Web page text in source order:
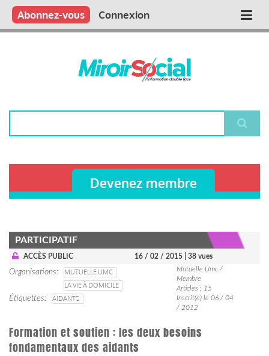
Aller
contenu
Main
Qui sommes nous ?
Vous publiez
Nous publions
Contactez-nous
Abonnez-vous Connexion
Devenez membre
PARTICIPATIF
ACCÈS PUBLIC 16 / 02 / 2015 | 38 vues
Organisations
MUTUELLE UMC
LA VIE À DOMICILE
Étiquettes
AIDANTS
Mutuelle Umc /
Membre
Articles : 15
Inscrit(e) le 06 / 04
/ 2012
Formation et soutien : les deux besoins
fondamentaux des aidants